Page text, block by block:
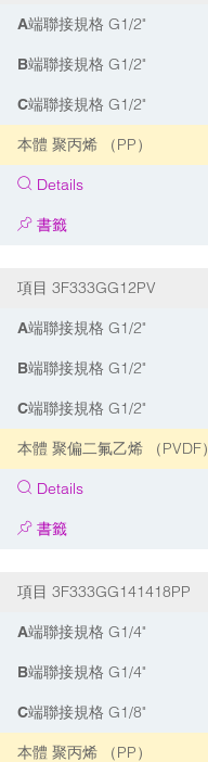
A端聯接規格 G1/2"
B端聯接規格 G1/2"
C端聯接規格 G1/2"
本體 聚丙烯 （PP）
Details
書籤
項目 3F333GG12PV
A端聯接規格 G1/2"
B端聯接規格 G1/2"
C端聯接規格 G1/2"
本體 聚偏二氟乙烯 （PVDF）
Details
書籤
項目 3F333GG141418PP
A端聯接規格 G1/4"
B端聯接規格 G1/4"
C端聯接規格 G1/8"
本體 聚丙烯 （PP）